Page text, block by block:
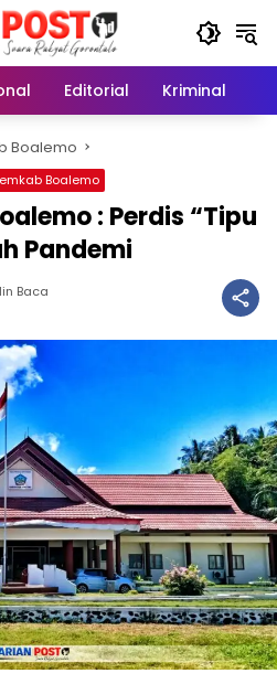
Editorial Kriminal
Boalemo
Boalemo
: Perdis “Tipu
Pandemi
Baca